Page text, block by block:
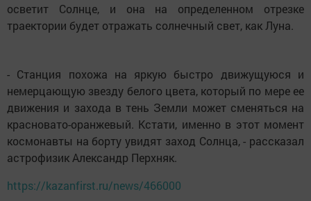
осветит Солнце, и она на определенном отрезке
траектории будет отражать солнечный свет, как Луна.
- Станция похожа на яркую быстро движущуюся и
немерцающую звезду белого цвета, который по мере ее
движения и захода в тень Земли может сменяться на
красновато-оранжевый. Кстати, именно в этот момент
космонавты на борту увидят заход Солнца, - рассказал
астрофизик Александр Перхняк.
https://kazanfirst.ru/news/466000